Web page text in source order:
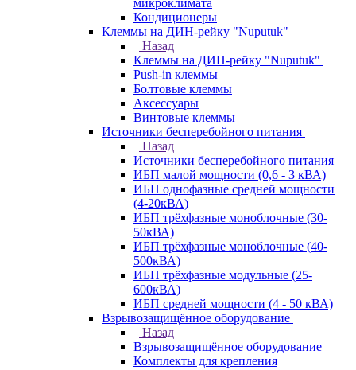
микроклимата
Кондиционеры
Клеммы на ДИН-рейку "Nuputuk"
Назад
Клеммы на ДИН-рейку "Nuputuk"
Push-in клеммы
Болтовые клеммы
Аксессуары
Винтовые клеммы
Источники бесперебойного питания
Назад
Источники бесперебойного питания
ИБП малой мощности (0,6 - 3 кВА)
ИБП однофазные средней мощности
(4-20кВА)
ИБП трёхфазные моноблочные (30-
50кВА)
ИБП трёхфазные моноблочные (40-
500кВА)
ИБП трёхфазные модульные (25-
600кВА)
ИБП средней мощности (4 - 50 кВА)
Взрывозащищённое оборудование
Назад
Взрывозащищённое оборудование
Комплекты для крепления